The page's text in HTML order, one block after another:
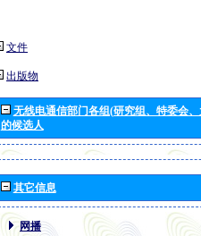
文件
出版物
无线电通信部门各组(研究组、特委会
的候选人
其它信息
网播